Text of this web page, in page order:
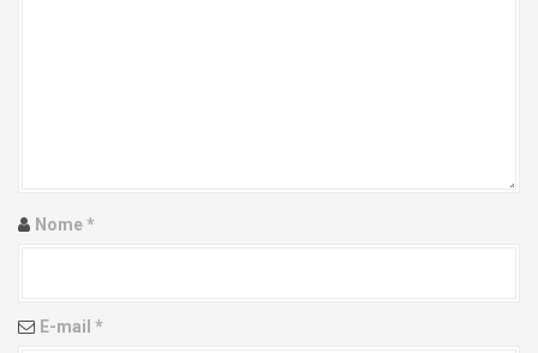
i
n
Nome*
E-mail *